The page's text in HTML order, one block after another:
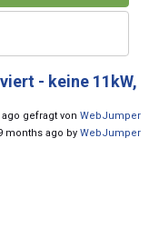
- keine 11kW,
gefragt von WebJumper
months ago by WebJumper